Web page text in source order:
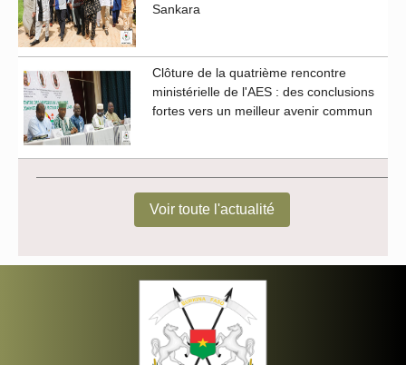
Sankara
Clôture de la quatrième rencontre
ministérielle de l'AES : des conclusions
fortes vers un meilleur avenir commun
Voir toute l'actualité